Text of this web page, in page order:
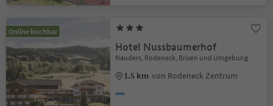
Online buchbar
Hotel Nussbaumerhof
Nauders, Rodeneck, Brixen und Umgebung
1.5 km von Rodeneck Zentrum